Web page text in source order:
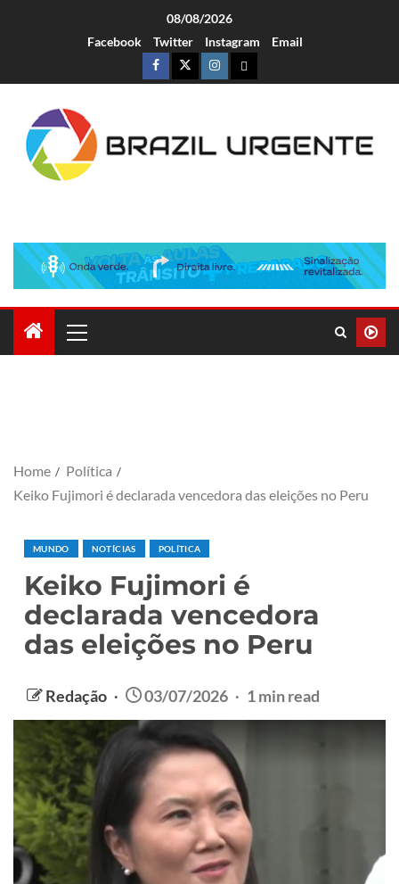
08/08/2026
Facebook
Twitter Instagram Email
Home
Política
Keiko Fujimori é declarada vencedora das eleições no Peru
MUNDO NOTÍCIAS POLÍTICA
Keiko Fujimori é
declarada vencedora
das eleições no Peru
Redação 03/07/2026 1 min read